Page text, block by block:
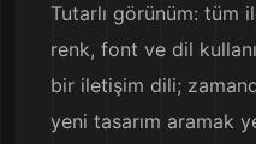
Tutarlı görünüm: tüm
renk, font ve dil
bir iletişim dili;
yeni tasarım aramak